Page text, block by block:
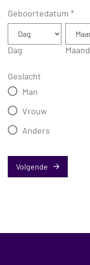
Geboortedatum *
Dag Maand
Geslacht
Man
Vrouw
Anders
Volgende